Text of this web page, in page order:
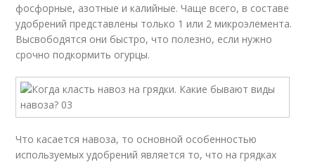
фосфорные, азотные и калийные. Чаще всего, в составе
удобрений представлены только 1 или 2 микроэлемента.
Высвободятся они быстро, что полезно, если нужно
срочно подкормить огурцы.
Что касается навоза, то основной особенностью
используемых удобрений является то, что на грядках